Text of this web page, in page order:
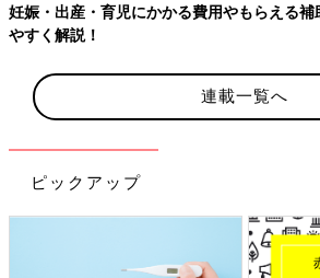
妊娠・出産・育児にかかる費用やもらえる補
やすく解説！
連載一覧へ
ピックアップ